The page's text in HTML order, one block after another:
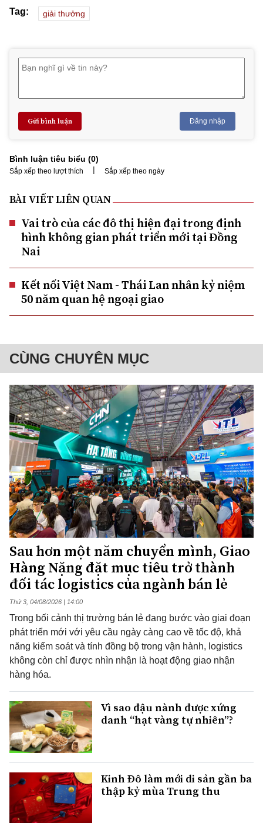
Tag: giải thưởng
Gửi bình luận Đăng nhập
Bình luận tiêu biểu (0)
Sắp xếp theo lượt thích | Sắp xếp theo ngày
BÀI VIẾT LIÊN QUAN
Vai trò của các đô thị hiện đại trong định
hình không gian phát triển mới tại Đồng
Nai
Kết nối Việt Nam - Thái Lan nhân kỷ niệm
50 năm quan hệ ngoại giao
CÙNG CHUYÊN MỤC
Sau hơn một năm chuyển mình, Giao
Hàng Nặng đặt mục tiêu trở thành
đối tác logistics của ngành bán lẻ
Thứ 3, 04/08/2026 | 14:00
Trong bối cảnh thị trường bán lẻ đang bước vào giai đoạn
phát triển mới với yêu cầu ngày càng cao về tốc độ, khả
năng kiểm soát và tính đồng bộ trong vận hành, logistics
không còn chỉ được nhìn nhận là hoạt động giao nhận
hàng hóa.
Vì sao đậu nành được xứng
danh “hạt vàng tự nhiên”?
Kinh Đô làm mới di sản gần ba
thập kỷ mùa Trung thu